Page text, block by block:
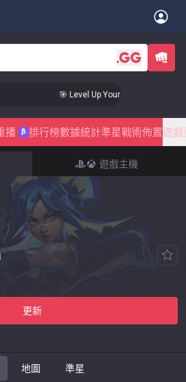
🎯 Level Up Your Aim to Radiant
播 β 排行榜數據統計準星戰術佈置遊戲
遊戲主機
更新
地圖 準星